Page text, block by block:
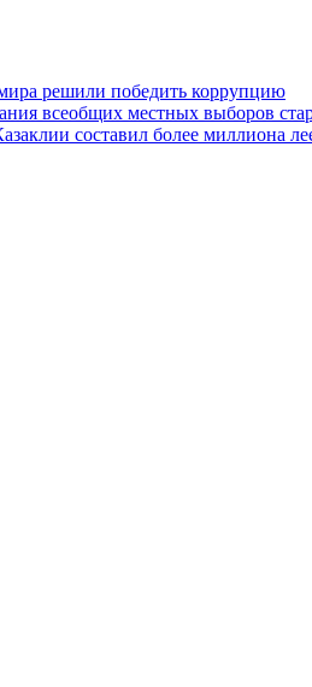
решили победить коррупцию
всеобщих местных выборов
составил более миллиона